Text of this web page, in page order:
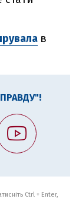
в
Ctrl + Enter,